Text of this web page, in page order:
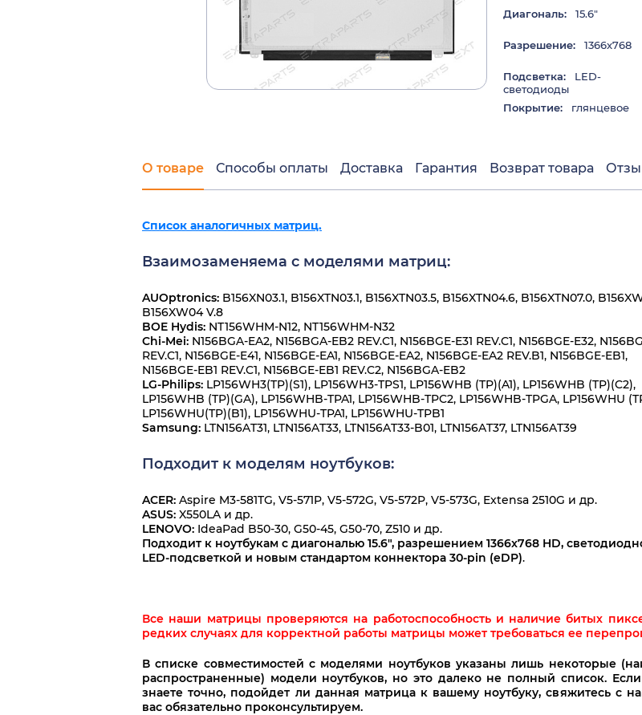
Диагональ: 15.6"
Разрешение:
1366x768
Подсветка:
LED-
светодиоды
Покрытие:
глянцевое
О товаре Способы оплаты Доставка Гарантия Возврат товара
Список аналогичных матриц.
Взаимозаменяема с моделями матриц:
AUOptronics: B156XN03.1, B156XTN03.1, B156XTN03.5, B156XTN04.6, B156XTN07.0,
B156XW04 V.8
BOE Hydis: NT156WHM-N12, NT156WHM-N32
Chi-Mei: N156BGA-EA2, N156BGA-EB2 REV.C1, N156BGE-E31 REV.C1, N156BGE-E32,
REV.C1, N156BGE-E41, N156BGE-EA1, N156BGE-EA2, N156BGE-EA2 REV.B1, N156BGE-EB1,
N156BGE-EB1 REV.C1, N156BGE-EB1 REV.C2, N156BGA-EB2
LG-Philips: LP156WH3(TP)(S1), LP156WH3-TPS1, LP156WHB (TP)(A1), LP156WHB (TP)(C2),
LP156WHB (TP)(GA), LP156WHB-TPA1, LP156WHB-TPC2, LP156WHB-TPGA, LP156WHU
LP156WHU(TP)(B1), LP156WHU-TPA1, LP156WHU-TPB1
Samsung: LTN156AT31, LTN156AT33, LTN156AT33-B01, LTN156AT37, LTN156AT39
Подходит к моделям ноутбуков:
ACER: Aspire M3-581TG, V5-571P, V5-572G, V5-572P, V5-573G, Extensa 2510G и др.
ASUS: X550LA и др.
LENOVO: IdeaPad B50-30, G50-45, G50-70, Z510 и др.
Подходит к ноутбукам с диагональю 15.6", разрешением 1366x768 HD,
LED-подсветкой и новым стандартом коннектора 30-pin (eDP).
Все наши матрицы проверяются на работоспособность и наличие битых
редких случаях для корректной работы матрицы может требоваться ее
В списке совместимостей с моделями ноутбуков указаны лишь некоторые
распространенные) модели ноутбуков, но это далеко не полный список.
знаете точно, подойдет ли данная матрица к вашему ноутбуку, свяжитесь с
вас обязательно проконсультируем.